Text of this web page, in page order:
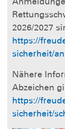
2026/2027
https://
sicherheit/
Nähere
Abzeichen
https://
sicherheit/